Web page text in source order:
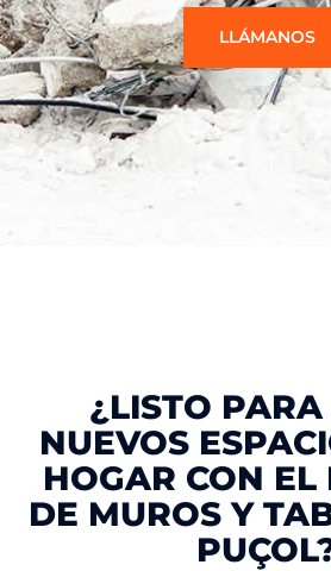
LLÁMANOS
¿LISTO
NUEVOS
HOGAR CON EL
DE MUROS Y